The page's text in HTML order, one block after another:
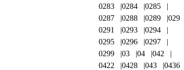
0283
0284
0285
0287
0288 0289
029
0291
0293
0294
0295
0296
0297
0299
03 04
042
0422
0428 043
0436